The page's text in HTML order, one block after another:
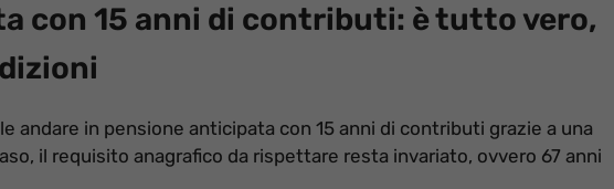
con 15 anni di contributi: è tutto vero,
andare in pensione anticipata con 15 anni di contributi grazie a una
il requisito anagrafico da rispettare resta invariato, ovvero 67 anni